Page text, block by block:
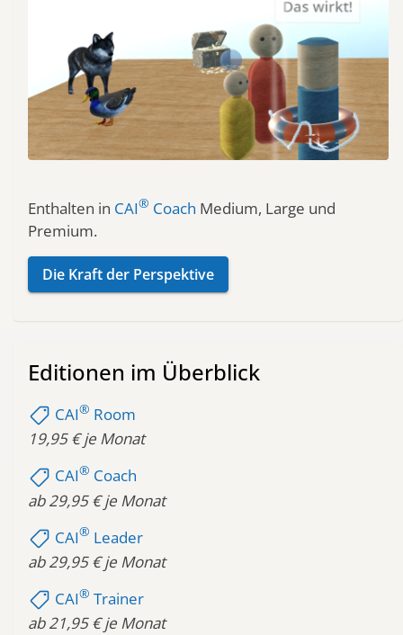
Enthalten in CAI® Coach Medium, Large und
Premium.
Die Kraft der Perspektive
Editionen im Überblick
shoppingmode CAI® Room
19,95 € je Monat
shoppingmode CAI® Coach
ab 29,95 € je Monat
shoppingmode CAI® Leader
ab 29,95 € je Monat
shoppingmode CAI® Trainer
ab 21,95 € je Monat